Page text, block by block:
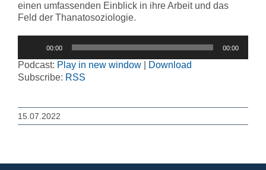
einen umfassenden Einblick in ihre Arbeit und das
Feld der Thanatosoziologie.
00:00 00:00
Podcast: Play in new window
Download
Subscribe: RSS
15.07.2022